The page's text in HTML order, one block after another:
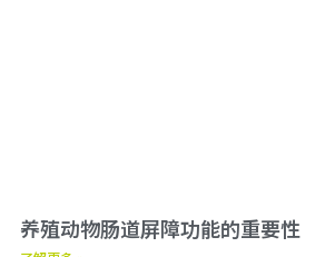
养殖动物肠道屏障功能的重要性